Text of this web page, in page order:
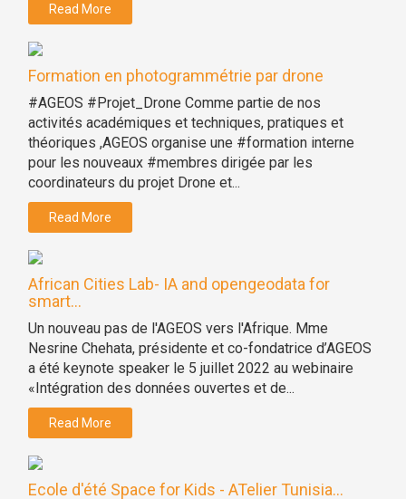
Read More
Formation en photogrammétrie par drone
#AGEOS #Projet_Drone Comme partie de nos
activités académiques et techniques, pratiques et
théoriques ,AGEOS organise une #formation interne
pour les nouveaux #membres dirigée par les
coordinateurs du projet Drone et...
Read More
African Cities Lab- IA and opengeodata for
smart...
Un nouveau pas de l'AGEOS vers l'Afrique. Mme
Nesrine Chehata, présidente et co-fondatrice d’AGEOS
a été keynote speaker le 5 juillet 2022 au webinaire
«Intégration des données ouvertes et de...
Read More
Ecole d'été Space for Kids - ATelier Tunisia...